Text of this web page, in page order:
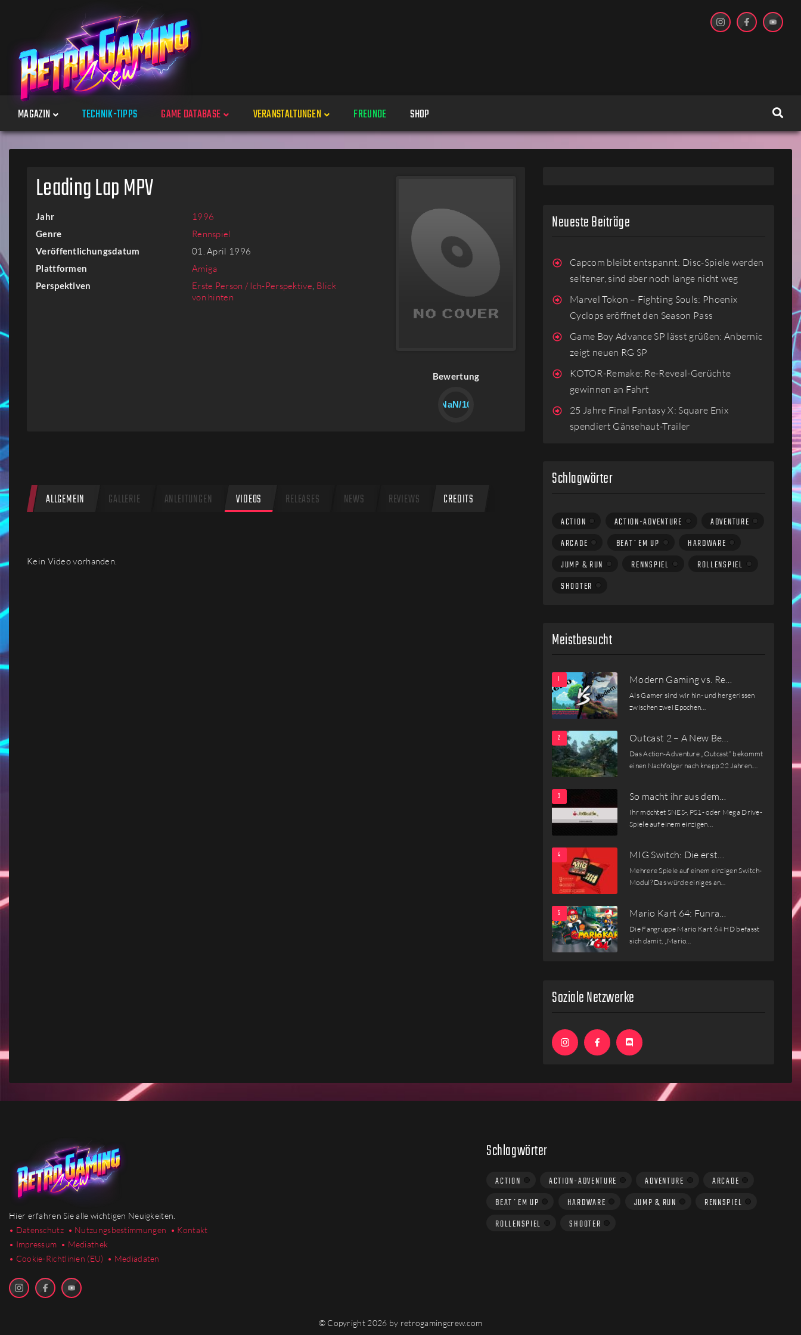
MAGAZIN TECHNIK-TIPPS GAME DATABASE
Spiele
Plattformen
Firmen
VERANSTALTUNGEN
Veranstaltungen
FREUNDE SHOP
Leading Lap MPV
Jahr 1996
Genre Rennspiel
Veröffentlichungsdatum 01. April 1996
Plattformen Amiga
Perspektiven Erste Person / Ich-Perspektive, Blick
von hinten
Bewertung
NaN/10
ALLGEMEIN GALLERIE ANLEITUNGEN VIDEOS RELEASES NEWS REVIEWS CREDITS
Kein Video vorhanden.
Neueste Beiträge
Capcom bleibt entspannt: Disc-Spiele werden
seltener, sind aber noch lange nicht weg
Marvel Tokon – Fighting Souls: Phoenix
Cyclops eröffnet den Season Pass
Game Boy Advance SP lässt grüßen: Anbernic
zeigt neuen RG SP
KOTOR-Remake: Re-Reveal-Gerüchte
gewinnen an Fahrt
25 Jahre Final Fantasy X: Square Enix
spendiert Gänsehaut-Trailer
Schlagwörter
ACTION ACTION-ADVENTURE
ADVENTURE
ARCADE
BEAT´EM UP
HARDWARE
JUMP & RUN
RENNSPIEL
ROLLENSPIEL
SHOOTER
Meistbesucht
Modern Gaming vs. Re…
Als Gamer sind wir hin- und hergerissen
zwischen zwei Epochen…
Outcast 2 – A New Be…
Das Action-Adventure „Outcast“ bekommt
einen Nachfolger nach knapp 22 Jahren.…
So macht ihr aus dem…
Ihr möchtet SNES-, PS1- oder Mega Drive-
Spiele auf einem einzigen…
MIG Switch: Die erst…
Mehrere Spiele auf einem einzigen Switch-
Modul? Das würde einiges an…
Mario Kart 64: Funra…
Die Fangruppe Mario Kart 64 HD befasst
sich damit, „Mario…
Soziale Netzwerke
Hier erfahren Sie alle wichtigen Neuigkeiten.
• Datenschutz • Nutzungsbestimmungen • Kontakt
• Impressum • Mediathek
• Cookie-Richtlinien (EU) • Mediadaten
Schlagwörter
ACTION ACTION-ADVENTURE ADVENTURE
ARCADE
BEAT´EM UP
HARDWARE JUMP & RUN
RENNSPIEL
ROLLENSPIEL
SHOOTER
© Copyright 2026 by retrogamingcrew.com